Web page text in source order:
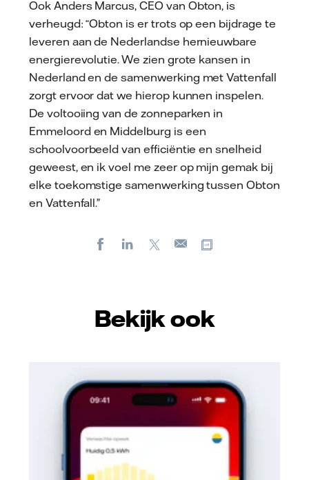
Ook Anders Marcus, CEO van Obton, is
verheugd: “Obton is er trots op een bijdrage te
leveren aan de Nederlandse hernieuwbare
energierevolutie. We zien grote kansen in
Nederland en de samenwerking met Vattenfall
zorgt ervoor dat we hierop kunnen inspelen.
De voltooiing van de zonneparken in
Emmeloord en Middelburg is een
schoolvoorbeeld van efficiëntie en snelheid
geweest, en ik voel me zeer op mijn gemak bij
elke toekomstige samenwerking tussen Obton
en Vattenfall.”
FacebookLinkedIn
E-
Bekijk ook